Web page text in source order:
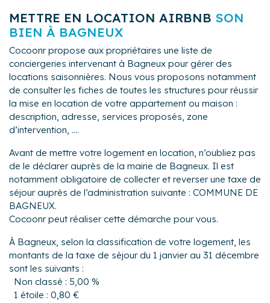
METTRE EN LOCATION AIRBNB SON
BIEN À BAGNEUX
Cocoonr propose aux propriétaires une liste de
conciergeries intervenant à Bagneux pour gérer des
locations saisonnières. Nous vous proposons notamment
de consulter les fiches de toutes les structures pour réussir
la mise en location de votre appartement ou maison :
description, adresse, services proposés, zone
d’intervention, ....
Avant de mettre votre logement en location, n’oubliez pas
de le déclarer auprès de la mairie de Bagneux. Il est
notamment obligatoire de collecter et reverser une taxe de
séjour auprès de l’administration suivante : COMMUNE DE
BAGNEUX.
Cocoonr peut réaliser cette démarche pour vous.
À Bagneux, selon la classification de votre logement, les
montants de la taxe de séjour du 1 janvier au 31 décembre
sont les suivants :
Non classé : 5,00 %
1 étoile : 0,80 €